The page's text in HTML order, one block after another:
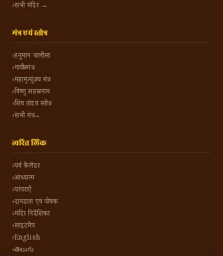
सभी मंदिर →
मंत्र एवं स्तोत्र
हनुमान चालीसा
गायत्री मंत्र
महामृत्युंजय मंत्र
विष्णु सहस्रनाम
शिव तांडव स्तोत्र
सभी मंत्र →
त्वरित लिंक
पर्व कैलेंडर
आध्यात्म
परंपराएँ
दानदाता एवं पोषक
मंदिर निर्देशिका
साइटमैप
English
తెలుగు